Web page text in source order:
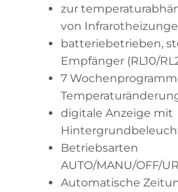
zur
von
batteriebetrieben,
Empfänger (RL10/
7
digitale Anzeige mit
Betriebsarten
AUTO/MANU/OFF/
Automatische